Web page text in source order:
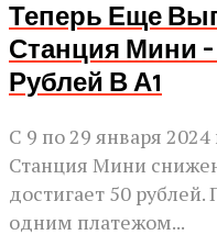
Теперь Еще
Станция Мини
Рублей В А1
С 9 по 29 января
Станция Мини
достигает 50
одним платежом...